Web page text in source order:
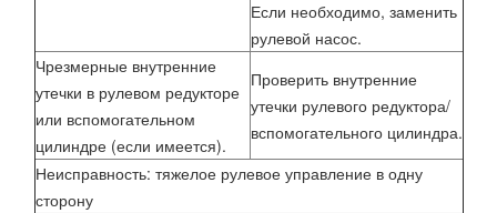
Если необходимо, заменить
рулевой насос.
Чрезмерные внутренние
утечки в рулевом редукторе
или вспомогательном
цилиндре (если имеется).
Проверить внутренние
утечки рулевого редуктора/
вспомогательного цилиндра.
Неисправность: тяжелое рулевое управление в одну
сторону